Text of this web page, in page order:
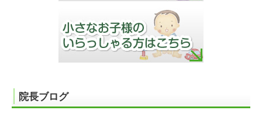
院長ブログ